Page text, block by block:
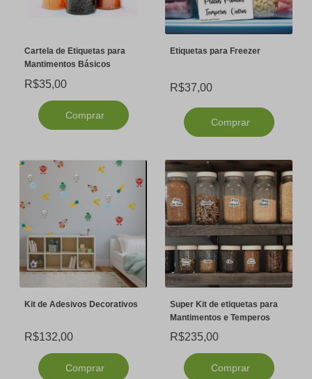
Cartela de Etiquetas para
Mantimentos Básicos
R$35,00
Comprar
Etiquetas para Freezer
R$37,00
Comprar
Kit de Adesivos Decorativos
R$132,00
Comprar
Super Kit de etiquetas para
Mantimentos e Temperos
R$235,00
Comprar